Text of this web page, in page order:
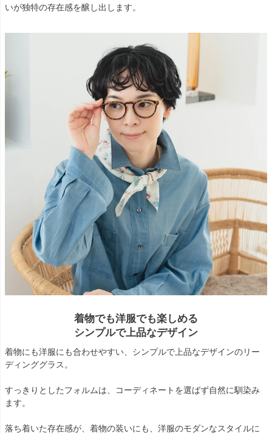
いが独特の存在感を醸し出します。
着物でも洋服でも楽しめる
シンプルで上品なデザイン
着物にも洋服にも合わせやすい、シンプルで上品なデザインのリー
ディンググラス。
すっきりとしたフォルムは、コーディネートを選ばず自然に馴染み
ます。
落ち着いた存在感が、着物の装いにも、洋服のモダンなスタイルに